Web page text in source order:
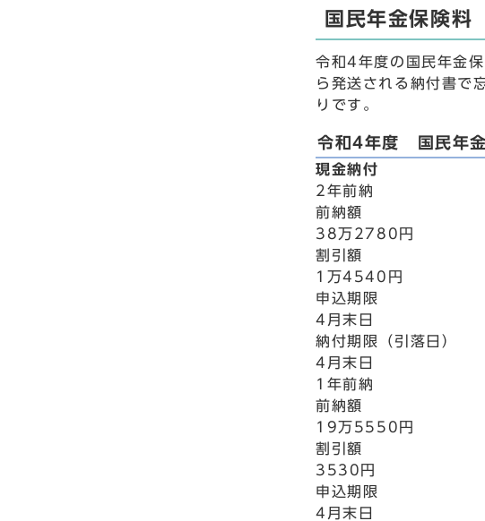
国民年金保険
令和4年度の国民年金
ら発送される納付書で
りです。
令和4年度 国民年
現金納付
2年前納
前納額
38万2780円
割引額
1万4540円
申込期限
4月末日
納付期限（引落日）
4月末日
1年前納
前納額
19万5550円
割引額
3530円
申込期限
4月末日